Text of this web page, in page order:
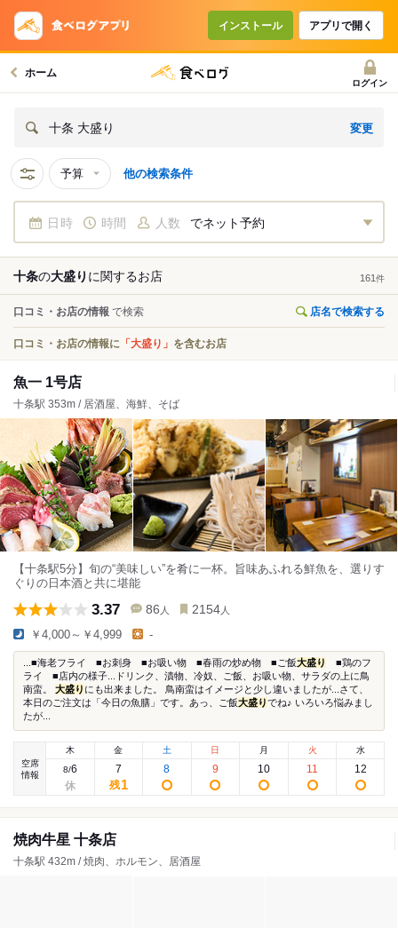
インストール アプリで開く
ホーム
ログイン
十条 大盛り 変更
予算 他の検索条件
日時 時間 人数 でネット予約
十条の大盛り に関するお店 161 件
口コミ・お店の情報 で検索 店名で検索する
口コミ・お店の情報に 「大盛り」 を含むお店
魚一 1号店
十条駅 353m / 居酒屋、海鮮、そば
【十条駅5分】旬の“美味しい”を肴に一杯。旨味あふれる鮮魚を、選りす
ぐりの日本酒と共に堪能
3.37 86 人 2154 人
￥4,000～￥4,999 -
...■海老フライ ■お刺身 ■お吸い物 ■春雨の炒め物 ■ご飯大盛り
■鶏のフ
ライ ■店内の様子...ドリンク、漬物、冷奴、ご飯、お吸い物、サラダの上に鳥
南蛮。 大盛り にも出来ました。 鳥南蛮はイメージと少し違いましたが...さて、
本日のご注文は「今日の魚膳」です。あっ、ご飯大盛りでね♪ いろいろ悩みまし
たが...
空席
情報
木
8/6
金
7
残1
土
8
日
9
月
10
火
11
水
12
焼肉牛星 十条店
十条駅 432m / 焼肉、ホルモン、居酒屋